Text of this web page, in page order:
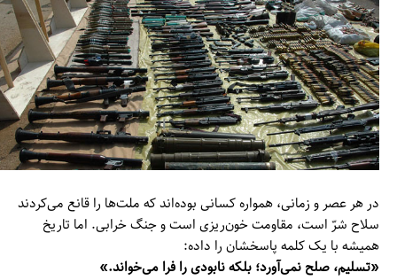
در هر عصر و زمانی، همواره کسانی بوده‌اند که ملت‌ها را قانع می‌کردند
سلاح شرّ است، مقاومت خون‌ریزی است و جنگ خرابی. اما تاریخ
همیشه با یک کلمه پاسخشان را داده:
«تسلیم، صلح نمی‌آورد؛ بلکه نابودی را فرا می‌خواند.»